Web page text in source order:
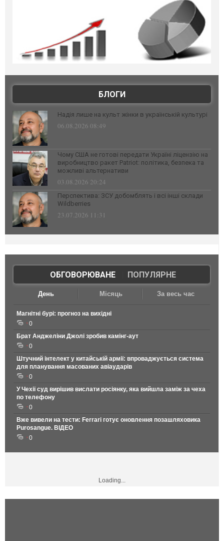
БЛОГИ
Надія лише на культ жінки в українській культурі
06.08.2026 08:49
Чому США не готові передати Україні ліцензію на
виробництво ракет Patriot: політика, безпека та
можливі альтернативи
03.08.2026 20:24
Перспектива: ЗСУ добомблять і всі інші склади
Wildberries
23.07.2026 11:31
ОБГОВОРЮВАНЕ| ПОПУЛЯРНЕ
День Місяць За весь час
Магнітні бурі: прогноз на вихідні
0
Брат Анджеліни Джолі зробив камінг-аут
0
Штучний інтелект у китайській армії: впроваджується система
для планування масованих авіаударів
0
У Чехії суд вирішив вислати росіянку, яка вийшла заміж за чеха
по телефону
0
Вже вивели на тести: Ferrari готує оновлення позашляховика
Purosangue. ВІДЕО
0
Loading...